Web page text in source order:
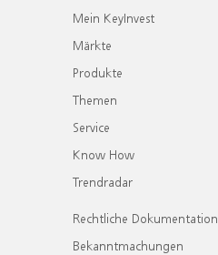
Mein KeyInvest
Märkte
Produkte
Themen
Service
Know How
Trendradar
Rechtliche Dokumentation
Bekanntmachungen